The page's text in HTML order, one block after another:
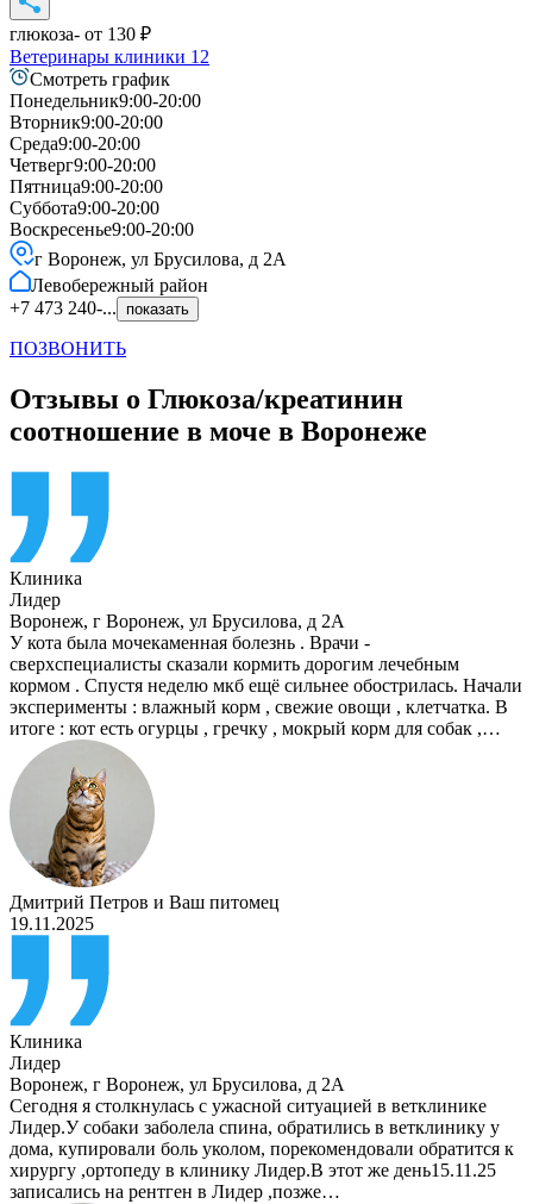
глюкоза- от 130 ₽
Ветеринары клиники 12
Смотреть график
Понедельник9:00-20:00
Вторник9:00-20:00
Среда9:00-20:00
Четверг9:00-20:00
Пятница9:00-20:00
Суббота9:00-20:00
Воскресенье9:00-20:00
г Воронеж, ул Брусилова, д 2А
Левобережный район
+7 473 240-...
показать
ПОЗВОНИТЬ
Отзывы о Глюкоза/креатинин
соотношение в моче в Воронеже
Клиника
Лидер
Воронеж, г Воронеж, ул Брусилова, д 2А
У кота была мочекаменная болезнь . Врачи -
сверхспециалисты сказали кормить дорогим лечебным
кормом . Спустя неделю мкб ещё сильнее обострилась. Начали
эксперименты : влажный корм , свежие овощи , клетчатка. В
итоге : кот есть огурцы , гречку , мокрый корм для собак ,…
Дмитрий Петров и Ваш питомец
19.11.2025
Клиника
Лидер
Воронеж, г Воронеж, ул Брусилова, д 2А
Сегодня я столкнулась с ужасной ситуацией в ветклинике
Лидер.У собаки заболела спина, обратились в ветклинику у
дома, купировали боль уколом, порекомендовали обратится к
хирургу ,ортопеду в клинику Лидер.В этот же день15.11.25
записались на рентген в Лидер ,позже…